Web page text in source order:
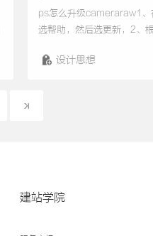
ps怎么升级cameraraw1
选帮助，然后选更新，2、
以打开RAW这样的相片格
设计思想
建站学院